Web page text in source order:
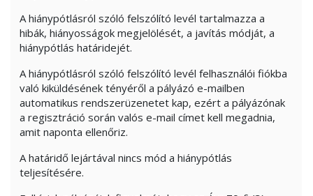
A hiánypótlásról szóló felszólító levél tartalmazza a
hibák, hiányosságok megjelölését, a javítás módját, a
hiánypótlás határidejét.
A hiánypótlásról szóló felszólító levél felhasználói fiókba
való kiküldésének tényéről a pályázó e-mailben
automatikus rendszerüzenetet kap, ezért a pályázónak
a regisztráció során valós e-mail címet kell megadnia,
amit naponta ellenőriz.
A határidő lejártával nincs mód a hiánypótlás
teljesítésére.